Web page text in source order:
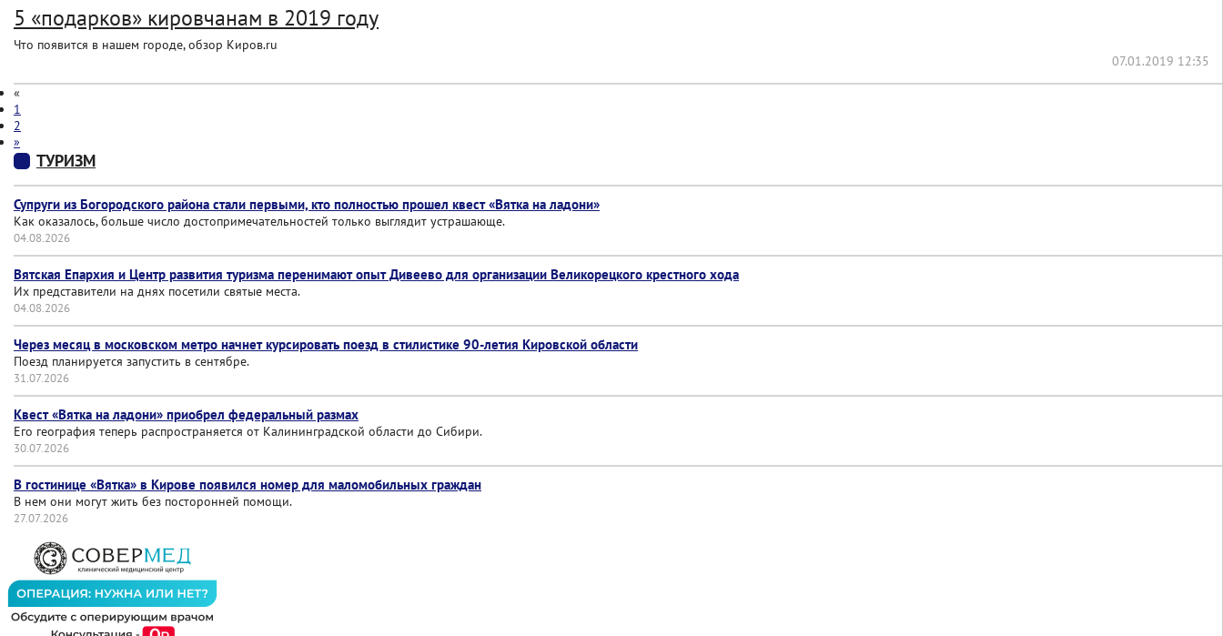
5 «подарков» кировчанам в 2019 году
Что появится в нашем городе, обзор Киров.ru
07.01.2019 12:35
«
1
2
»
ТУРИЗМ
Супруги из Богородского района стали первыми, кто полностью прошел квест «Вятка на ладони»
Как оказалось, больше число достопримечательностей только выглядит устрашающе.
04.08.2026
Вятская Епархия и Центр развития туризма перенимают опыт Дивеево для организации Великорецкого крестного хода
Их представители на днях посетили святые места.
04.08.2026
Через месяц в московском метро начнет курсировать поезд в стилистике 90-летия Кировской области
Поезд планируется запустить в сентябре.
31.07.2026
Квест «Вятка на ладони» приобрел федеральный размах
Его география теперь распространяется от Калининградской области до Сибири.
30.07.2026
В гостинице «Вятка» в Кирове появился номер для маломобильных граждан
В нем они могут жить без посторонней помощи.
27.07.2026